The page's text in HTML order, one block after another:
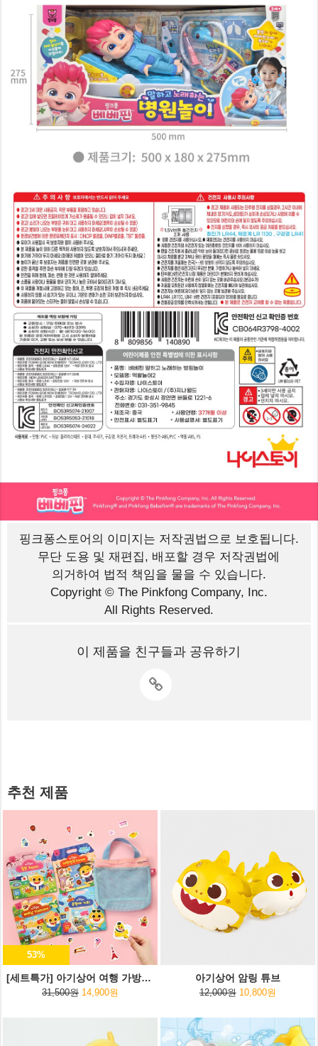
핑크퐁스토어의 이미지는 저작권법으로 보호됩니다.
무단 도용 및 재편집, 배포할 경우 저작권법에
의거하여 법적 책임을 물을 수 있습니다.
Copyright © The Pinkfong Company, Inc.
All Rights Reserved.
이 제품을 친구들과 공유하기
추천 제품
53%
[세트특가] 아기상어 여행 가방스티커+여행용 파우치
31,500원 14,900원
아기상어 암링 튜브
12,000원 10,800원